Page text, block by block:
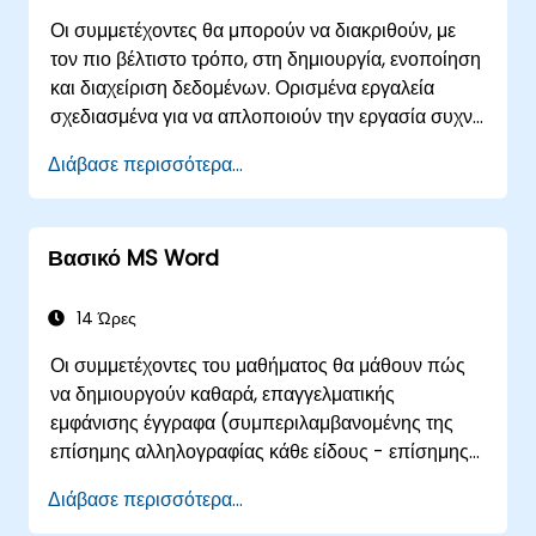
Οι συμμετέχοντες θα μπορούν να διακριθούν, με
τον πιο βέλτιστο τρόπο, στη δημιουργία, ενοποίηση
και διαχείριση δεδομένων. Ορισμένα εργαλεία
σχεδιασμένα για να απλοποιούν την εργασία συχνά
δραστηριοτήτων και μπορούν να σας βοηθήσουν
να σχεδιάσετε μια εφαρμογή που θα μπορούσε να
εκτελεί νέες εργασίες.
Διάβασε περισσότερα...
Βασικό MS Word
14 Ώρες
Οι συμμετέχοντες του μαθήματος θα μάθουν πώς
να δημιουργούν καθαρά, επαγγελματικής
εμφάνισης έγγραφα (συμπεριλαμβανομένης της
επίσημης αλληλογραφίας κάθε είδους - επίσημης
τους βασικούς μηχανισμούς που επιτρέπουν τη
Διάβασε περισσότερα...